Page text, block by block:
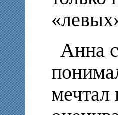
Анна
мечтал